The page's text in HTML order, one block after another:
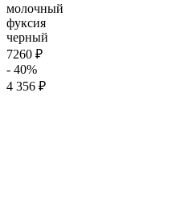
молочный
фуксия
черный
7260 ₽
- 40%
4 356 ₽